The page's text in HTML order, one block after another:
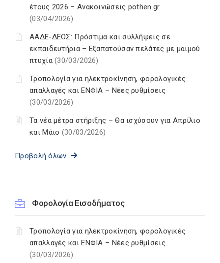
έτους 2026 – Ανακοινώσεις pothen.gr
(03/04/2026)
ΑΑΔΕ-ΔΕΟΣ: Πρόστιμα και συλλήψεις σε
εκπαιδευτήρια – Εξαπατούσαν πελάτες με μαϊμού
πτυχία(30/03/2026)
Τροπολογία για ηλεκτροκίνηση, φορολογικές
απαλλαγές και ΕΝΦΙΑ – Νέες ρυθμίσεις
(30/03/2026)
Τα νέα μέτρα στήριξης – Θα ισχύσουν για Απρίλιο
και Μάιο (30/03/2026)
Προβολή όλων
Φορολογία Εισοδήματος
Τροπολογία για ηλεκτροκίνηση, φορολογικές
απαλλαγές και ΕΝΦΙΑ – Νέες ρυθμίσεις
(30/03/2026)